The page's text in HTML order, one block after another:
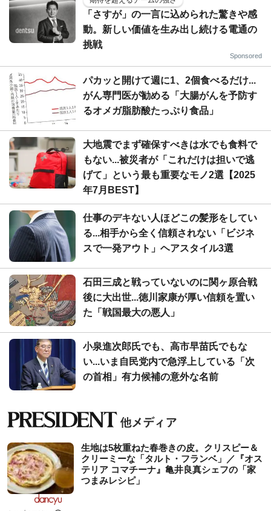
「さすが」の一言に込められた驚きや感
動。新しい価値を生み出し続ける電通の
挑戦
Sponsored
パカッと開けて週に1、2個食べるだけ...
がん専門医が勧める「大腸がんを予防す
るオメガ脂肪酸たっぷり食品」
大地震でまず確保すべきは水でも食料で
もない...被災者が「これだけは担いで逃
げて」という最も重要なモノ2選【2025
年7月BEST】
仕事のデキない人ほどこの髪形をしてい
る...相手から全く信頼されない「ビジネ
スで一発アウト」ヘアスタイル3選
石田三成と戦っていないのに関ヶ原合戦
後に大出世...徳川家康が厚い信頼を置い
た「戦国最大の悪人」
小泉進次郎氏でも、高市早苗氏でもな
い...いま自民党内で急浮上している「次
の首相」有力候補の意外な名前
生地は5枚重ねた春巻きの皮。クリスピー＆
クリーミーな「タルト・フランベ」／『オス
テリア コマチーナ』亀井良真シェフの「家
つまみレシピ」